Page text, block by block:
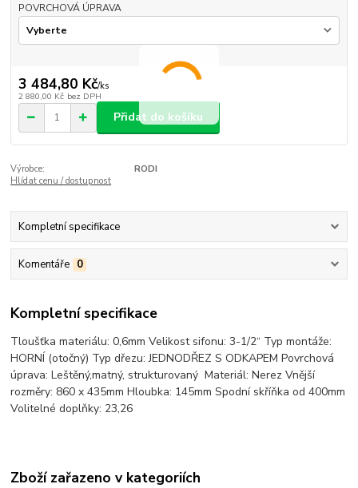
POVRCHOVÁ ÚPRAVA
3 484,80 Kč/ks
2 880,00 Kč bez DPH
Přidat do košíku
Výrobce:
RODI
Hlídat cenu / dostupnost
Kompletní specifikace
Komentáře 0
Kompletní specifikace
Tloušťka materiálu: 0,6mm Velikost sifonu: 3-1/2“ Typ montáže:
HORNÍ (otočný) Typ dřezu: JEDNODŘEZ S ODKAPEM Povrchová
úprava: Leštěný,matný, strukturovaný Materiál: Nerez Vnější
rozměry: 860 x 435mm Hloubka: 145mm Spodní skříňka od 400mm
Volitelné doplňky: 23,26
Zboží zařazeno v kategoriích